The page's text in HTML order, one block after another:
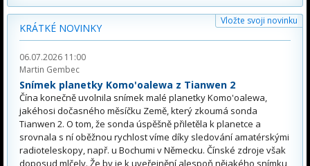
Vložte svoji novinku
KRÁTKÉ NOVINKY
06.07.2026 11:00
Martin Gembec
Snímek planetky Komo'oalewa z Tianwen 2
Čína konečně uvolnila snímek malé planetky Komo'oalewa,
jakéhosi dočasného měsíčku Země, který zkoumá sonda
Tianwen 2. O tom, že sonda úspěšně přiletěla k planetce a
srovnala s ní oběžnou rychlost víme díky sledování amatérskými
radioteleskopy, např. u Bochumi v Německu. Čínské zdroje však